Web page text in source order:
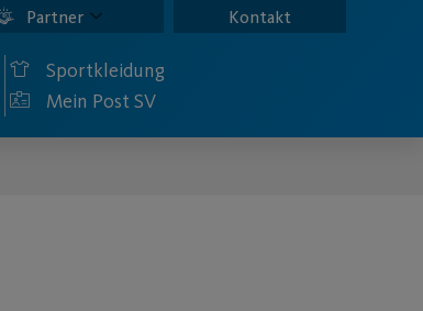
Partner Kontakt
Sportkleidung
Mein Post SV